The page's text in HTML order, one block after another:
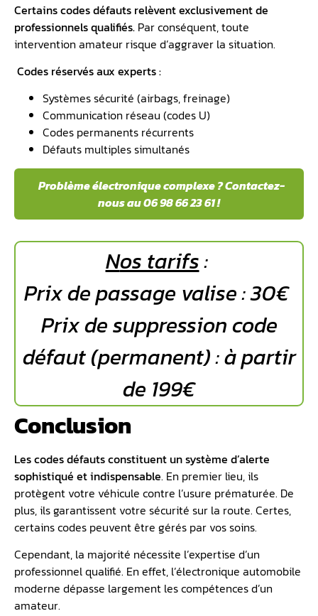
Certains codes défauts relèvent exclusivement de
professionnels qualifiés. Par conséquent, toute
intervention amateur risque d’aggraver la situation.
Codes réservés aux experts :
Systèmes sécurité (airbags, freinage)
Communication réseau (codes U)
Codes permanents récurrents
Défauts multiples simultanés
Problème électronique complexe ? Contactez-
nous au 06 98 66 23 61 !
Nos tarifs:
Prix de passage valise : 30€
Prix de suppression code
défaut (permanent) : à partir
de 199€
Conclusion
Les codes défauts constituent un système d’alerte
sophistiqué et indispensable. En premier lieu, ils
protègent votre véhicule contre l’usure prématurée. De
plus, ils garantissent votre sécurité sur la route. Certes,
certains codes peuvent être gérés par vos soins.
Cependant, la majorité nécessite l’expertise d’un
professionnel qualifié. En effet, l’électronique automobile
moderne dépasse largement les compétences d’un
amateur.